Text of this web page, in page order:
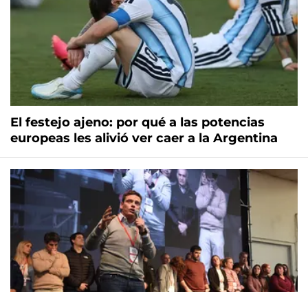
El festejo ajeno: por qué a las potencias
europeas les alivió ver caer a la Argentina